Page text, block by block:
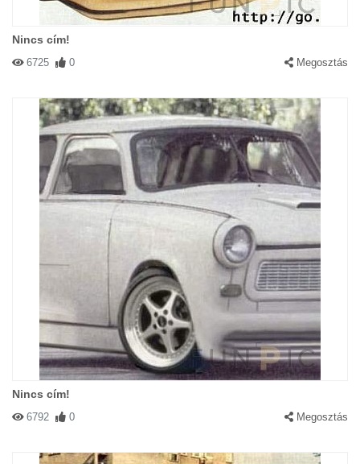
Nincs cím!
6725 0 Megosztás
Nincs cím!
6792 0 Megosztás